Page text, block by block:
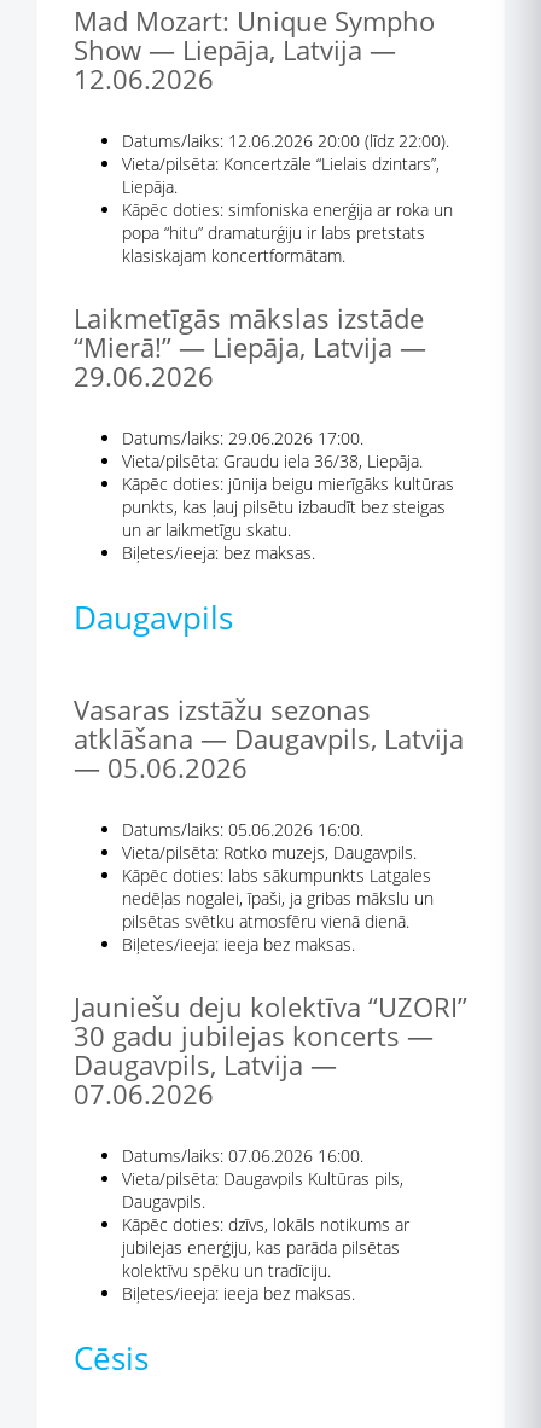
Mad Mozart: Unique Sympho
Show — Liepāja, Latvija —
12.06.2026
Datums/laiks: 12.06.2026 20:00 (līdz 22:00).
Vieta/pilsēta: Koncertzāle “Lielais dzintars”,
Liepāja.
Kāpēc doties: simfoniska enerģija ar roka un
popa “hitu” dramaturģiju ir labs pretstats
klasiskajam koncertformātam.
Laikmetīgās mākslas izstāde
“Mierā!” — Liepāja, Latvija —
29.06.2026
Datums/laiks: 29.06.2026 17:00.
Vieta/pilsēta: Graudu iela 36/38, Liepāja.
Kāpēc doties: jūnija beigu mierīgāks kultūras
punkts, kas ļauj pilsētu izbaudīt bez steigas
un ar laikmetīgu skatu.
Biļetes/ieeja: bez maksas.
Daugavpils
Vasaras izstāžu sezonas
atklāšana — Daugavpils, Latvija
— 05.06.2026
Datums/laiks: 05.06.2026 16:00.
Vieta/pilsēta: Rotko muzejs, Daugavpils.
Kāpēc doties: labs sākumpunkts Latgales
nedēļas nogalei, īpaši, ja gribas mākslu un
pilsētas svētku atmosfēru vienā dienā.
Biļetes/ieeja: ieeja bez maksas.
Jauniešu deju kolektīva “UZORI”
30 gadu jubilejas koncerts —
Daugavpils, Latvija —
07.06.2026
Datums/laiks: 07.06.2026 16:00.
Vieta/pilsēta: Daugavpils Kultūras pils,
Daugavpils.
Kāpēc doties: dzīvs, lokāls notikums ar
jubilejas enerģiju, kas parāda pilsētas
kolektīvu spēku un tradīciju.
Biļetes/ieeja: ieeja bez maksas.
Cēsis